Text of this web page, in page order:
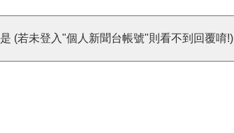
是 (若未登入"個人新聞台帳號"則看不到回覆唷!)